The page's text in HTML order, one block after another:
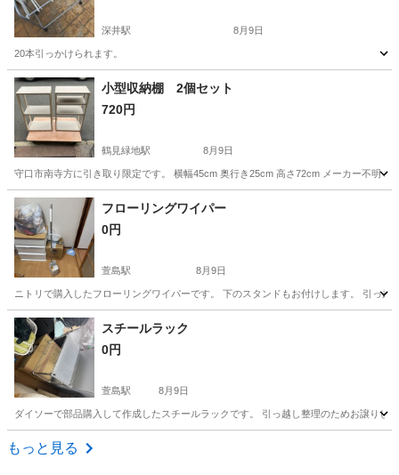
深井駅 8月9日
20本引っかけられます。
大阪 堺市 深井駅 収納家具
小型収納棚 2個セット
720円
鶴見緑地駅 8月9日
守口市南寺方に引き取り限定です。 横幅45cm 奥行き25cm 高さ72cm メーカー不明
大阪 守口市 鶴見緑地駅 収納家具
フローリングワイパー
0円
萱島駅 8月9日
ニトリで購入したフローリングワイパーです。 下のスタンドもお付けします。 引っ越
大阪 寝屋川市 萱島駅 家具
スチールラック
0円
萱島駅 8月9日
ダイソーで部品購入して作成したスチールラックです。 引っ越し整理のためお譲りし
大阪 寝屋川市
もっと見る